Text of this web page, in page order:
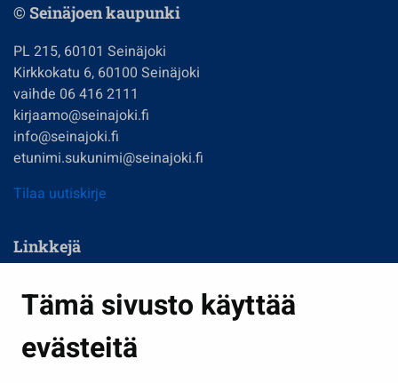
Tämä sivusto käyttää
evästeitä
© Seinäjoen kaupunki
PL 215, 60101 Seinäjoki
Kirkkokatu 6, 60100 Seinäjoki
vaihde 06 416 2111
kirjaamo@seinajoki.fi
info@seinajoki.fi
etunimi.sukunimi@seinajoki.fi
Tilaa uutiskirje
Linkkejä
Kasvatus ja opetus
Kulttuuri ja liikunta